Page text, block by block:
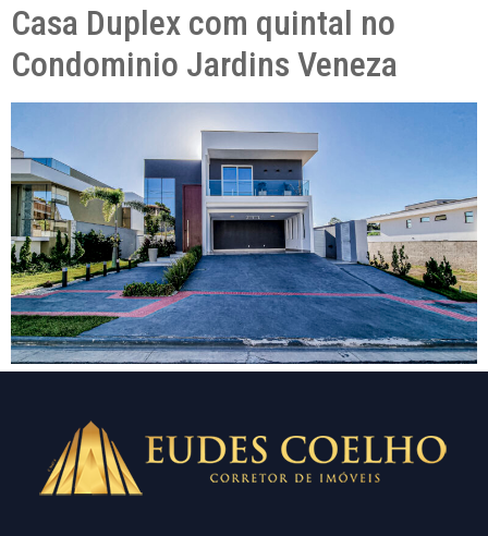
Casa Duplex com quintal no
Condominio Jardins Veneza